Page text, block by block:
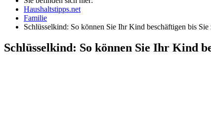
Haushaltstipps.net
Familie
Schlüsselkind: So können Sie Ihr Kind beschäftigen bis Sie
Schlüsselkind: So können Sie Ihr Kind